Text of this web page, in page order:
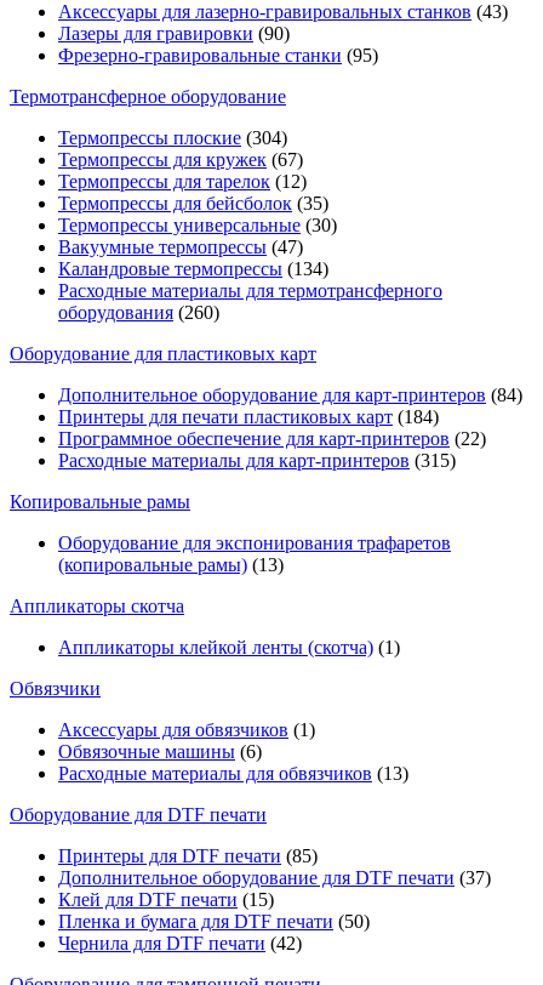
Аксессуары для лазерно-гравировальных станков (43)
Лазеры для гравировки (90)
Фрезерно-гравировальные станки (95)
Термотрансферное оборудование
Термопрессы плоские (304)
Термопрессы для кружек (67)
Термопрессы для тарелок (12)
Термопрессы для бейсболок (35)
Термопрессы универсальные (30)
Вакуумные термопрессы (47)
Каландровые термопрессы (134)
Расходные материалы для термотрансферного
оборудования (260)
Оборудование для пластиковых карт
Дополнительное оборудование для карт-принтеров (84)
Принтеры для печати пластиковых карт (184)
Программное обеспечение для карт-принтеров (22)
Расходные материалы для карт-принтеров (315)
Копировальные рамы
Оборудование для экспонирования трафаретов
(копировальные рамы) (13)
Аппликаторы скотча
Аппликаторы клейкой ленты (скотча) (1)
Обвязчики
Аксессуары для обвязчиков (1)
Обвязочные машины (6)
Расходные материалы для обвязчиков (13)
Оборудование для DTF печати
Принтеры для DTF печати (85)
Дополнительное оборудование для DTF печати (37)
Клей для DTF печати (15)
Пленка и бумага для DTF печати (50)
Чернила для DTF печати (42)